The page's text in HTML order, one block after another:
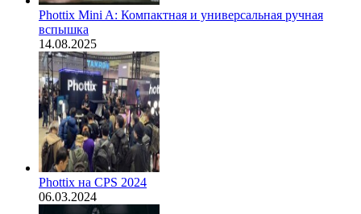
Phottix Mini A: Компактная и универсальная ручная
вспышка
14.08.2025
Phottix на CPS 2024
06.03.2024